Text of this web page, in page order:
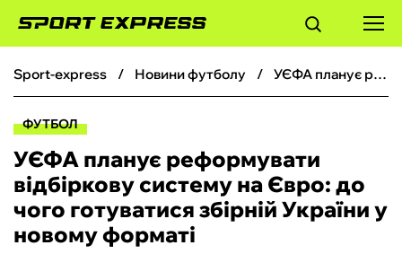
ФУТБОЛ
БОКС
ХОКЕЙ
sport-express новини футболу УЄФА планує реформувати відбіркову систему на Євро: до чого готуватися збірній України у новому форматі
ФУТБОЛ
УЄФА планує реформувати
відбіркову систему на Євро: до
чого готуватися збірній України у
новому форматі